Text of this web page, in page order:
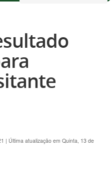
| Última atualização em Quinta, 13 de